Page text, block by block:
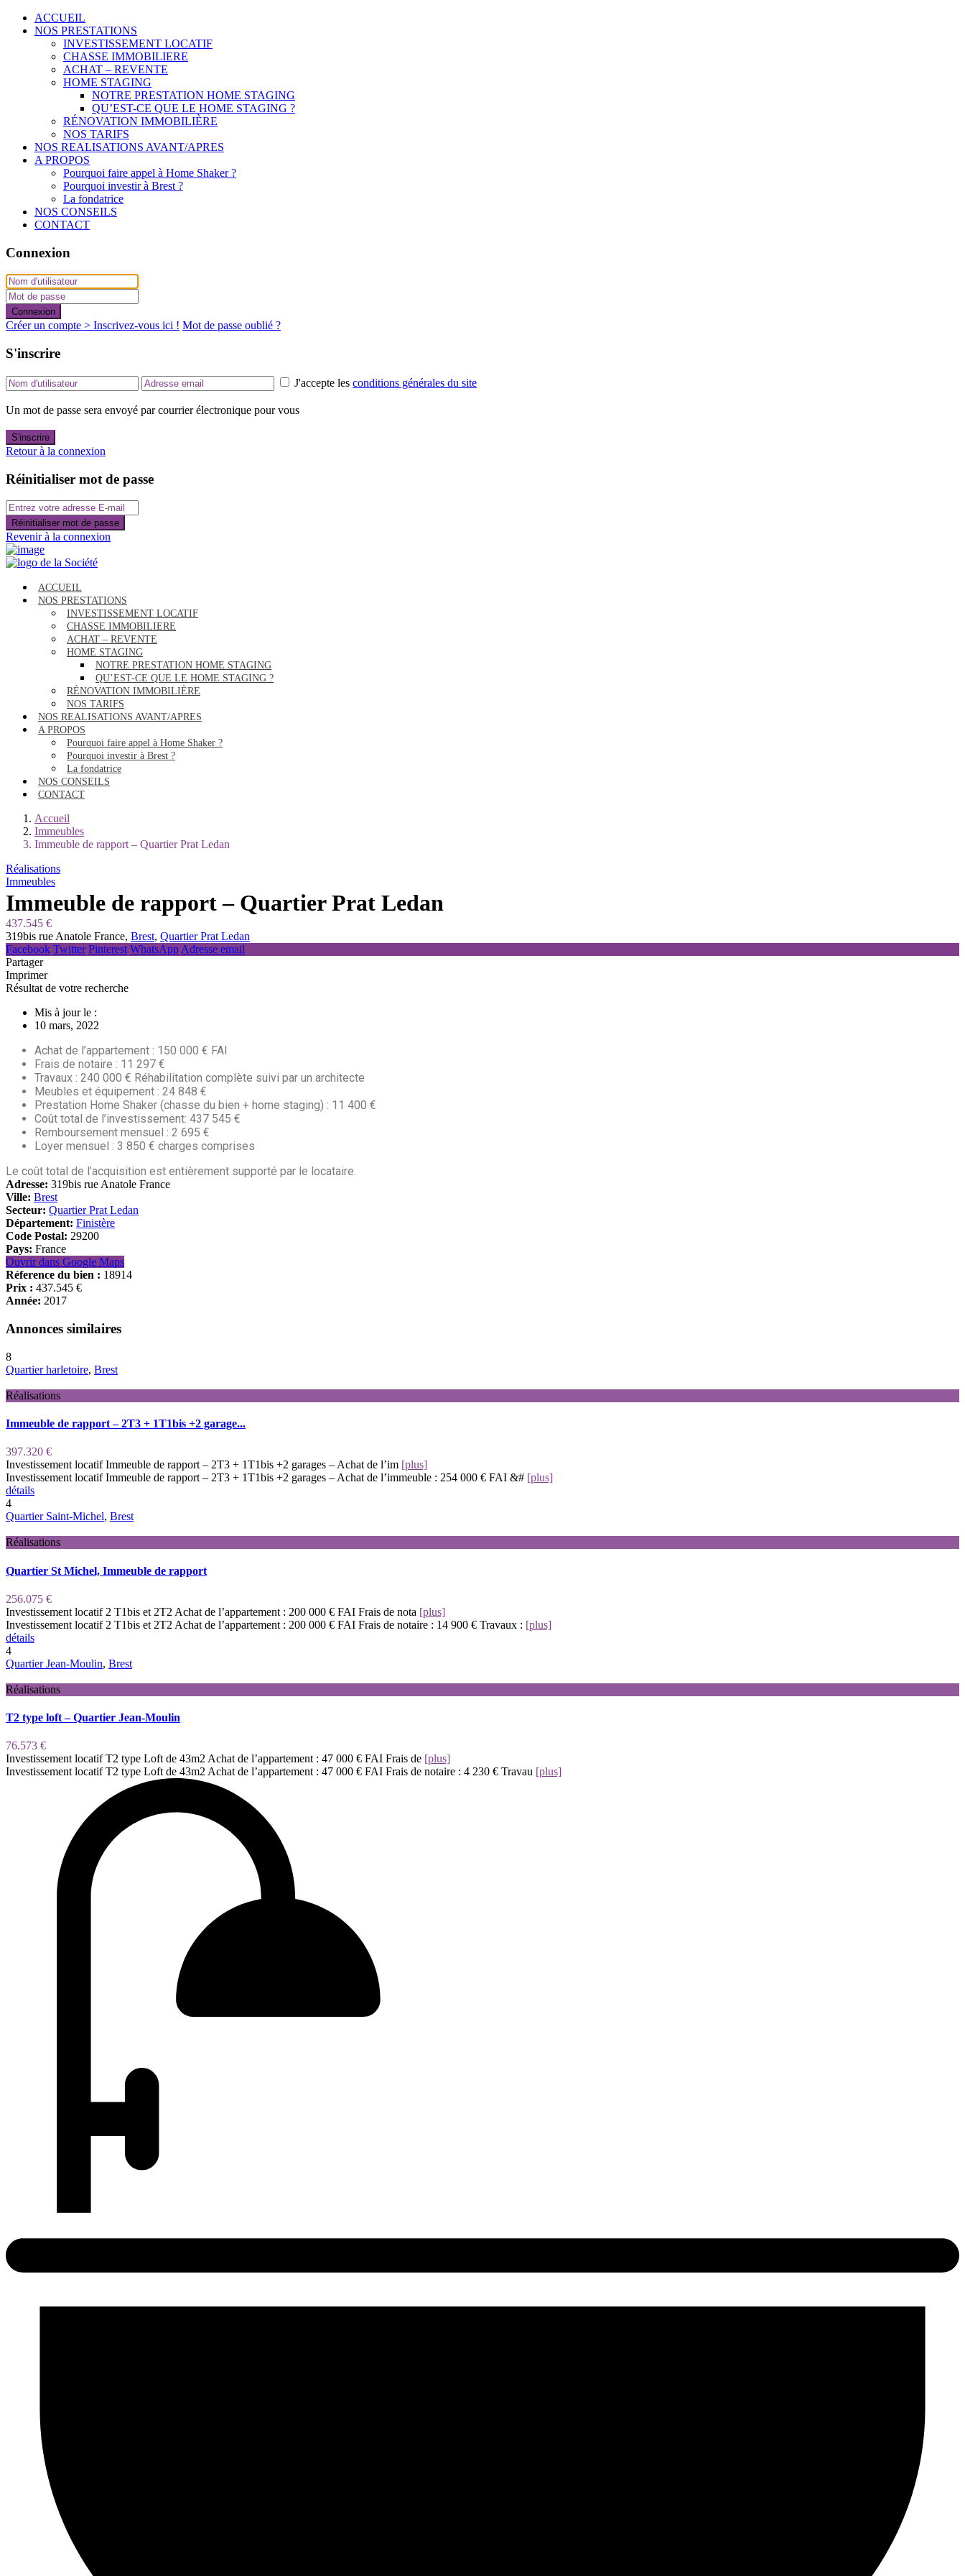
ACCUEIL
NOS PRESTATIONS
INVESTISSEMENT LOCATIF
CHASSE IMMOBILIERE
ACHAT – REVENTE
HOME STAGING
NOTRE PRESTATION HOME STAGING
QU’EST-CE QUE LE HOME STAGING ?
RÉNOVATION IMMOBILIÈRE
NOS TARIFS
NOS REALISATIONS AVANT/APRES
A PROPOS
Pourquoi faire appel à Home Shaker ?
Pourquoi investir à Brest ?
La fondatrice
NOS CONSEILS
CONTACT
Connexion
Connexion
Créer un compte > Inscrivez-vous ici ! Mot de passe oublié ?
S'inscrire
J'accepte les conditions générales du site
Un mot de passe sera envoyé par courrier électronique pour vous
S'inscrire
Retour à la connexion
Réinitialiser mot de passe
Réinitialiser mot de passe
Revenir à la connexion
ACCUEIL
NOS PRESTATIONS
INVESTISSEMENT LOCATIF
CHASSE IMMOBILIERE
ACHAT – REVENTE
HOME STAGING
NOTRE PRESTATION HOME STAGING
QU’EST-CE QUE LE HOME STAGING ?
RÉNOVATION IMMOBILIÈRE
NOS TARIFS
NOS REALISATIONS AVANT/APRES
A PROPOS
Pourquoi faire appel à Home Shaker ?
Pourquoi investir à Brest ?
La fondatrice
NOS CONSEILS
CONTACT
Accueil
Immeubles
Immeuble de rapport – Quartier Prat Ledan
Réalisations
Immeubles
Immeuble de rapport – Quartier Prat Ledan
437.545 €
319bis rue Anatole France, Brest, Quartier Prat Ledan
Facebook Twitter Pinterest WhatsApp Adresse email
Partager
Imprimer
Résultat de votre recherche
Mis à jour le :
10 mars, 2022
Achat de l’appartement : 150 000 € FAI
Frais de notaire : 11 297 €
Travaux : 240 000 € Réhabilitation complète suivi par un architecte
Meubles et équipement : 24 848 €
Prestation Home Shaker (chasse du bien + home staging) : 11 400 €
Coût total de l’investissement: 437 545 €
Remboursement mensuel : 2 695 €
Loyer mensuel : 3 850 € charges comprises
Le coût total de l’acquisition est entièrement supporté par le locataire.
Adresse: 319bis rue Anatole France
Ville: Brest
Secteur: Quartier Prat Ledan
Département: Finistère
Code Postal: 29200
Pays: France
Ouvrir dans Google Maps
Réference du bien : 18914
Prix : 437.545 €
Année: 2017
Annonces similaires
8
Quartier harletoire, Brest
Réalisations
Immeuble de rapport – 2T3 + 1T1bis +2 garage...
397.320 €
Investissement locatif Immeuble de rapport – 2T3 + 1T1bis +2 garages – Achat de l’im [plus]
Investissement locatif Immeuble de rapport – 2T3 + 1T1bis +2 garages – Achat de l’immeuble : 254 000 € FAI &# [plus]
détails
4
Quartier Saint-Michel, Brest
Réalisations
Quartier St Michel, Immeuble de rapport
256.075 €
Investissement locatif 2 T1bis et 2T2 Achat de l’appartement : 200 000 € FAI Frais de nota [plus]
Investissement locatif 2 T1bis et 2T2 Achat de l’appartement : 200 000 € FAI Frais de notaire : 14 900 € Travaux : [plus]
détails
4
Quartier Jean-Moulin, Brest
Réalisations
T2 type loft – Quartier Jean-Moulin
76.573 €
Investissement locatif T2 type Loft de 43m2 Achat de l’appartement : 47 000 € FAI Frais de [plus]
Investissement locatif T2 type Loft de 43m2 Achat de l’appartement : 47 000 € FAI Frais de notaire : 4 230 € Travau [plus]